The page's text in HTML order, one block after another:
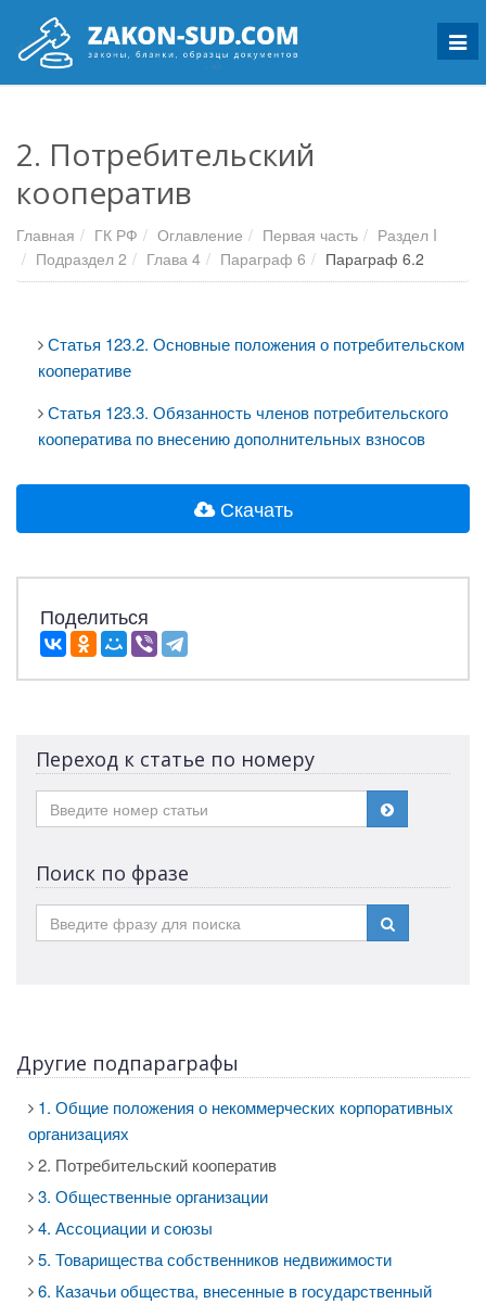
2. Потребительский
кооператив
Главная ГК РФ Оглавление Первая часть
Раздел I
Подраздел 2
Глава 4 Параграф 6 Параграф 6.2
Статья 123.2. Основные положения о потребительском
кооперативе
Статья 123.3. Обязанность членов потребительского
кооператива по внесению дополнительных взносов
Скачать
Поделиться
Переход к статье по номеру
Поиск по фразе
Другие подпараграфы
1. Общие положения о некоммерческих корпоративных
организациях
2. Потребительский кооператив
3. Общественные организации
4. Ассоциации и союзы
5. Товарищества собственников недвижимости
6. Казачьи общества, внесенные в государственный